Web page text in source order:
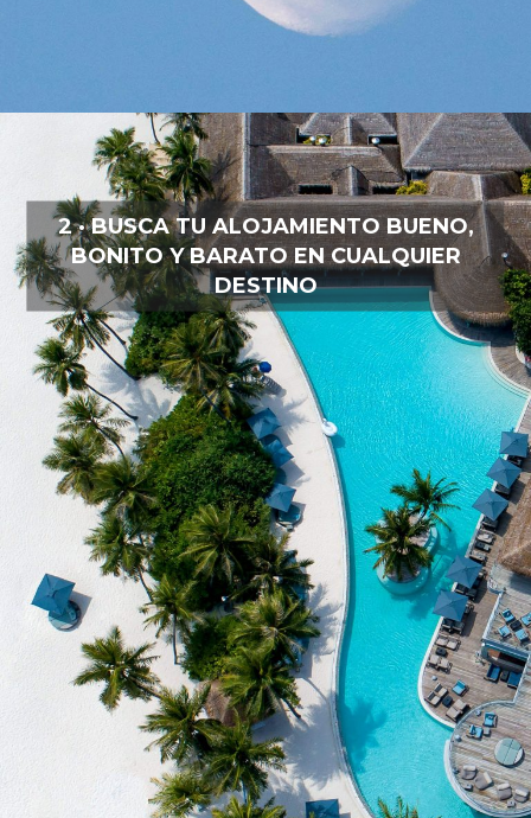
2 · BUSCA TU ALOJAMIENTO BUENO,
BONITO Y BARATO EN CUALQUIER
DESTINO